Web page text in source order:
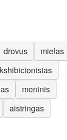
drovus
mielas
meninis
aistringas